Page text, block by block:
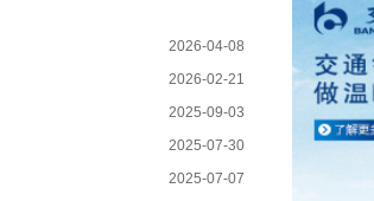
2026-04-08
2026-02-21
2025-09-03
2025-07-30
2025-07-07